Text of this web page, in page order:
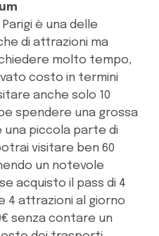
Parigi è una delle
di attrazioni ma
molto tempo,
costo in termini
anche solo 10
spendere una grossa
una piccola parte di
visitare ben 60
un notevole
acquisto il pass di 4
4 attrazioni al giorno
senza contare un